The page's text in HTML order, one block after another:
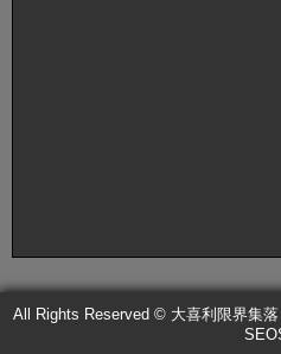
All Rights Reserved © 大喜利限界集落